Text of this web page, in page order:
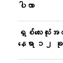
ပါလာ
ရှစ်လေးလုံး
နေရာ ၁၂